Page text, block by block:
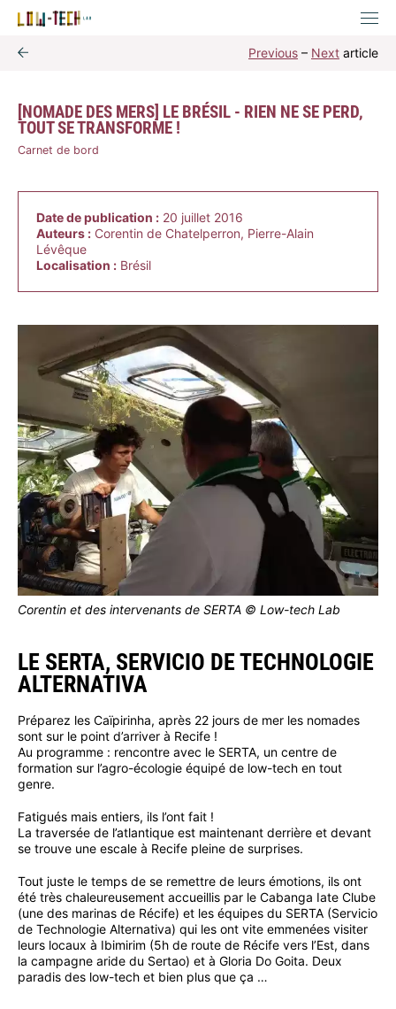
Previous – Next article
[NOMADE DES MERS] LE BRÉSIL - RIEN NE SE PERD,
TOUT SE TRANSFORME !
Carnet de bord
Date de publication : 20 juillet 2016
Auteurs : Corentin de Chatelperron, Pierre-Alain
Lévêque
Localisation : Brésil
Corentin et des intervenants de SERTA © Low-tech Lab
LE SERTA, SERVICIO DE TECHNOLOGIE
ALTERNATIVA
Préparez les Caïpirinha, après 22 jours de mer les nomades
sont sur le point d’arriver à Recife !
Au programme : rencontre avec le SERTA, un centre de
formation sur l’agro-écologie équipé de low-tech en tout
genre.
Fatigués mais entiers, ils l’ont fait !
La traversée de l’atlantique est maintenant derrière et devant
se trouve une escale à Recife pleine de surprises.
Tout juste le temps de se remettre de leurs émotions, ils ont
été très chaleureusement accueillis par le Cabanga Iate Clube
(une des marinas de Récife) et les équipes du SERTA (Servicio
de Technologie Alternativa) qui les ont vite emmenées visiter
leurs locaux à Ibimirim (5h de route de Récife vers l’Est, dans
la campagne aride du Sertao) et à Gloria Do Goita. Deux
paradis des low-tech et bien plus que ça …